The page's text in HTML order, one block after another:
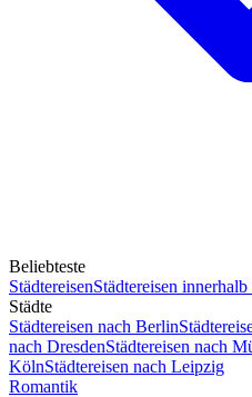
Beliebteste
StädtereisenStädtereisen
Städte
Städtereisen nach Berlin
nach DresdenStädtereisen nach
KölnStädtereisen nach Leipzig
Romantik